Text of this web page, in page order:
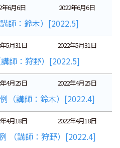
年6月6日 2022年6月6日
師：鈴木）[2022.5]
5月31日 2022年5月31日
師：狩野）[2022.5]
4月25日 2022年4月25日
（講師：鈴木）[2022.4]
4月18日 2022年4月18日
（講師：狩野）[2022.4]